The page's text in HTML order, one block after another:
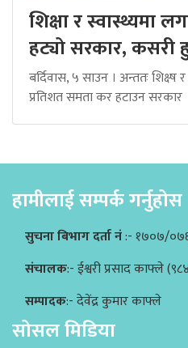
शिक्षा र स्वास्थ्यमा
हट्यो सरकार, कसरी
बर्दिवास, ५ साउन । अन्ततः शिक्ष्ष
प्रतिशत समता कर हटाउन सरकार
हामीलाई सम्पर्क गर्नुहोस
सुचना बिभाग दर्ता नं:- १७०७/
संचालक:- ईश्वरी प्रसाद काफ्ले
सम्पादक:- देवेंद्र कुमार काफ्ले
सोसल मिडिया